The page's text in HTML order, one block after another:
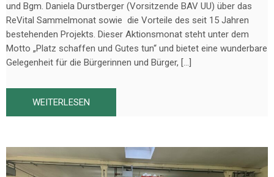
und Bgm. Daniela Durstberger (Vorsitzende BAV UU) über das
ReVital Sammelmonat sowie die Vorteile des seit 15 Jahren
bestehenden Projekts. Dieser Aktionsmonat steht unter dem
Motto „Platz schaffen und Gutes tun“ und bietet eine wunderbare
Gelegenheit für die Bürgerinnen und Bürger, […]
WEITERLESEN